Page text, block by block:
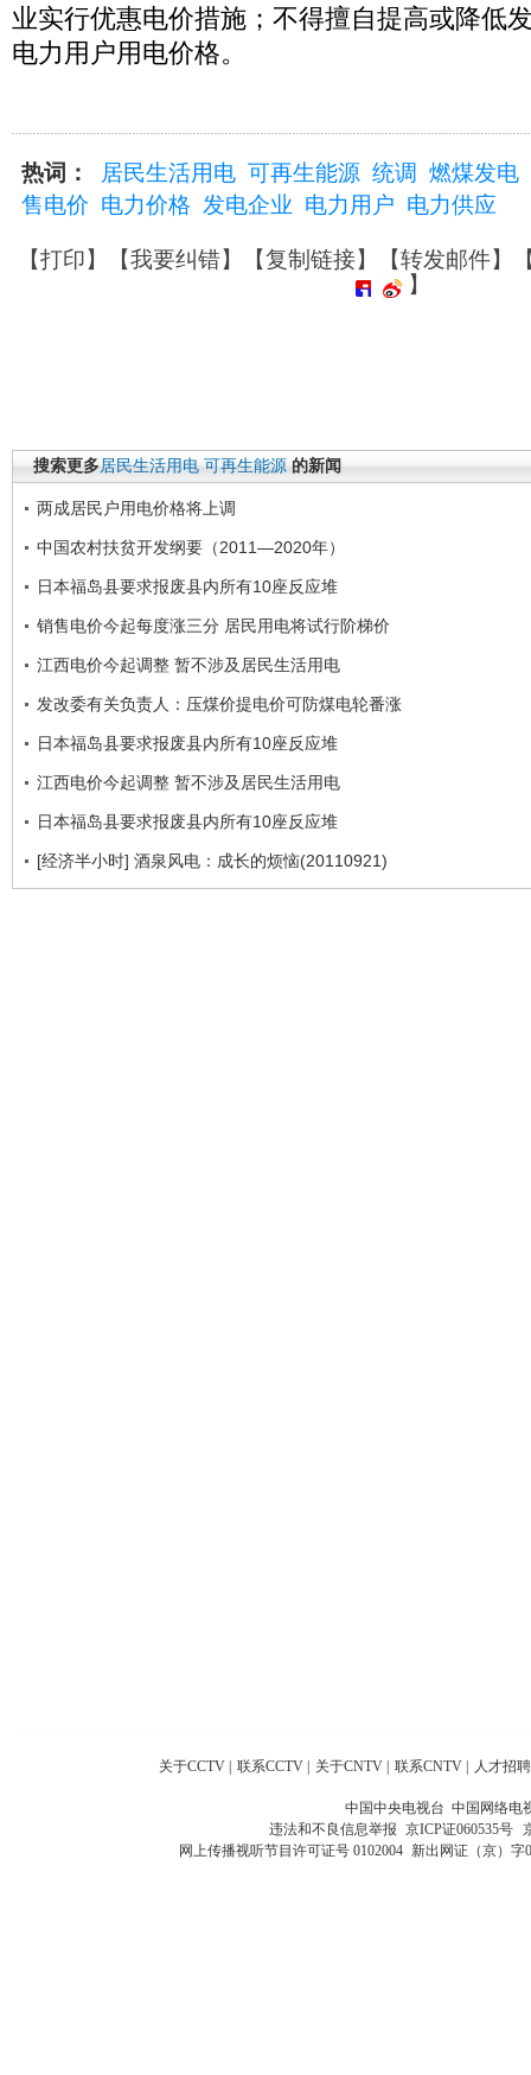
业实行优惠电价措施；不得擅自提高或降低
电力用户用电价格。
热词： 居民生活用电 可再生能源 统调
燃煤发电
售电价 电力价格 发电企业 电力用户 电力供应
【打印】【我要纠错】【复制链接】【转发邮件】
】
搜索更多居民生活用电 可再生能源 的新闻
两成居民户用电价格将上调
中国农村扶贫开发纲要（2011—2020年）
日本福岛县要求报废县内所有10座反应堆
销售电价今起每度涨三分 居民用电将试行阶梯价
江西电价今起调整 暂不涉及居民生活用电
发改委有关负责人：压煤价提电价可防煤电轮番涨
日本福岛县要求报废县内所有10座反应堆
江西电价今起调整 暂不涉及居民生活用电
日本福岛县要求报废县内所有10座反应堆
[经济半小时] 酒泉风电：成长的烦恼(20110921)
关于CCTV 联系CCTV 关于CNTV 联系CNTV 人才招聘
中国中央电视台 中国网络电
违法和不良信息举报 京ICP证060535号
网上传播视听节目许可证号 0102004 新出网证（京）